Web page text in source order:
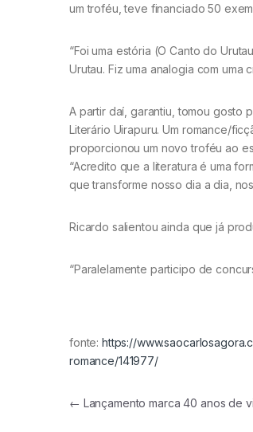
um troféu, teve financiado 50
“Foi uma estória (O Canto do
Urutau. Fiz uma analogia com uma
A partir daí, garantiu, tomou gosto
Literário Uirapuru. Um romance/
proporcionou um novo troféu ao
“Acredito que a literatura é uma
que transforme nosso dia a dia,
Ricardo salientou ainda que já
“Paralelamente participo de
fonte:https://
romance/141977/
Navegação de
← Lançamento marca 40 anos de